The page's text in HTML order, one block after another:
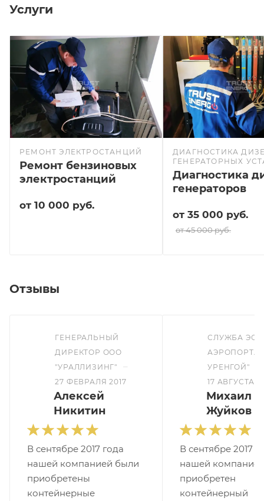
Услуги
РЕМОНТ ЭЛЕКТРОСТАНЦИЙ
Ремонт бензиновых
электростанций
от 10 000 руб.
ДИАГНОСТИКА
ГЕНЕРАТОРНЫХ
Диагностика
генераторов
от 35 000 руб.
от 45 000 руб.
Отзывы
ГЕНЕРАЛЬНЫЙ
ДИРЕКТОР ООО
"УРАЛЛИЗИНГ"
–
27 ФЕВРАЛЯ 2017
Алексей
Никитин
В сентябре 2017 года
нашей компанией были
приобретены
контейнерные
СЛУЖБА
АЭРОПОРТА
УРЕНГОЙ"
17 АВГУСТА
Михаил
Жуйков
В сентябре 2017
нашей
приобретен
контейнерный